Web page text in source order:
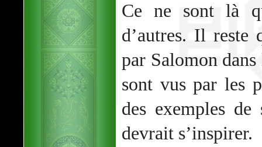
Ce ne sont là
d’autres. Il reste
par Salomon
sont vus par les
des exemples de
devrait s’inspirer.